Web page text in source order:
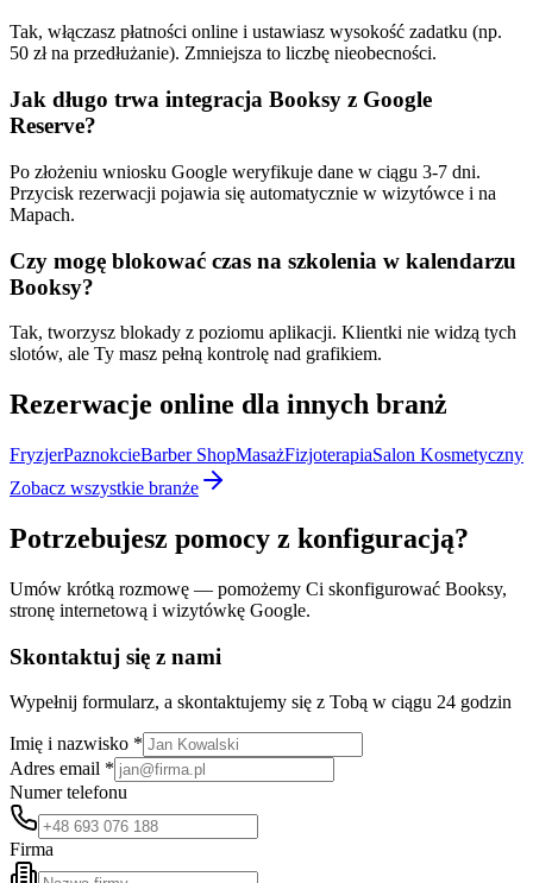
Tak, włączasz płatności online i ustawiasz wysokość zadatku (np.
50 zł na przedłużanie). Zmniejsza to liczbę nieobecności.
Jak długo trwa integracja Booksy z Google
Reserve?
Po złożeniu wniosku Google weryfikuje dane w ciągu 3-7 dni.
Przycisk rezerwacji pojawia się automatycznie w wizytówce i na
Mapach.
Czy mogę blokować czas na szkolenia w kalendarzu
Booksy?
Tak, tworzysz blokady z poziomu aplikacji. Klientki nie widzą tych
slotów, ale Ty masz pełną kontrolę nad grafikiem.
Rezerwacje online dla innych branż
FryzjerPaznokcieBarber ShopMasażFizjoterapiaSalon Kosmetyczny
Zobacz wszystkie branże
Potrzebujesz pomocy z konfiguracją?
Umów krótką rozmowę — pomożemy Ci skonfigurować Booksy,
stronę internetową i wizytówkę Google.
Skontaktuj się z nami
Wypełnij formularz, a skontaktujemy się z Tobą w ciągu 24 godzin
Imię i nazwisko *
Adres email *
Numer telefonu
Firma